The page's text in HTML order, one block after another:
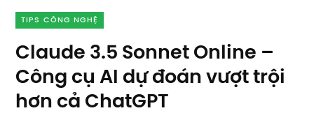
TIPS CÔNG NGHỆ
Claude 3.5 Sonnet Online –
Công cụ AI dự đoán vượt trội
hơn cả ChatGPT